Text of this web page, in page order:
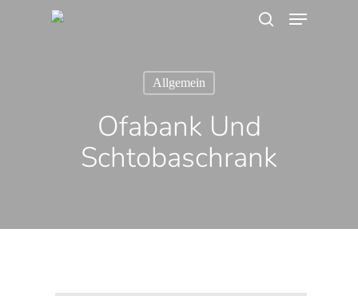
Menu
Allgemein
Ofabank Und
Schtobaschrank